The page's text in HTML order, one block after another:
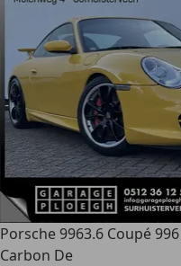
Porsche 9963.6 Coupé
Carbon De